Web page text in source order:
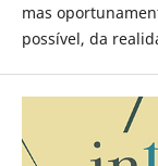
mas
possível, da